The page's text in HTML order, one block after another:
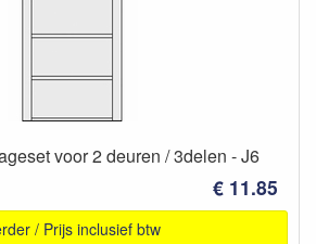
voor 2 deuren / 3delen - J6
€ 11.85
/ Prijs inclusief btw